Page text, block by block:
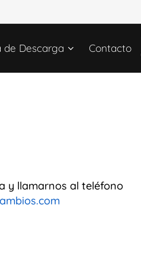
de Descarga Contacto
y llamarnos al teléfono